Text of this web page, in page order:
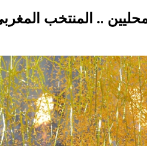
.. المنتخب